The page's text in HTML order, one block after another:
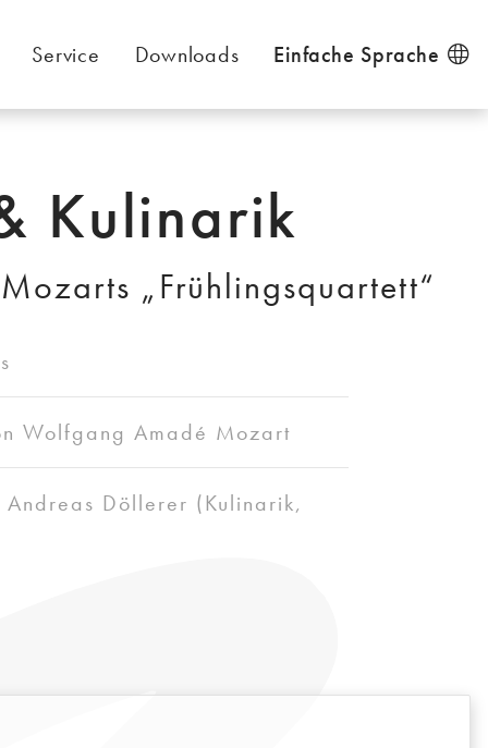
Service Downloads Einfache Sprache
Kulinarik
„Frühlingsquartett“
Wolfgang Amadé Mozart
Döllerer (Kulinarik,